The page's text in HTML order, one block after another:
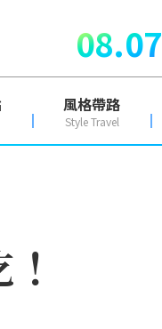
08.07
風格帶路
Style Travel